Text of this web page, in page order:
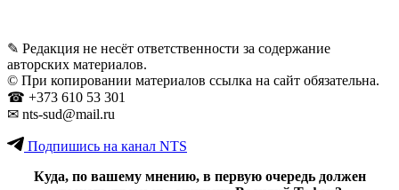
✎ Редакция не несёт ответственности за содержание
авторских материалов.
© При копировании материалов ссылка на сайт обязательна.
☎︎ +373 610 53 301
✉ nts-sud@mail.ru
Подпишись на канал NTS
Куда, по вашему мнению, в первую очередь должен